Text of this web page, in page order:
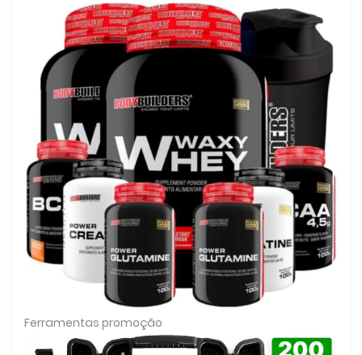
Ferramentas promoção